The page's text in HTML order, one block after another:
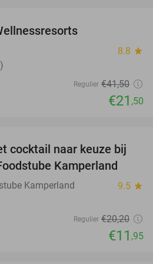
8.8 star
Regulier €41,50
€21 ,50
41%
cocktail naar keuze bij
Kamperland
Kamperland 9.5 star
Regulier €20,20
€11 ,95